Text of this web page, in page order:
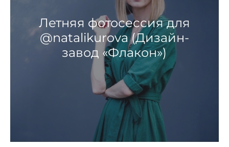
Летняя фотосессия для
@natalikurova (Дизайн-
завод «Флакон»)